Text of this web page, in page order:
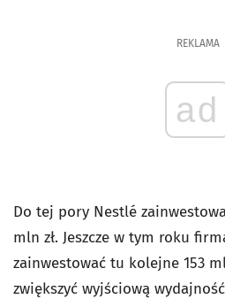
REKLAMA
ad
Do tej pory Nestlé
mln zł. Jeszcze w tym roku
zainwestować tu kolejne 153
zwiększyć wyjściową